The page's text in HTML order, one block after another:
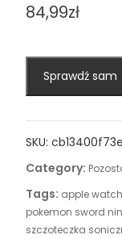
84,99zł
Sprawdź sam
SKU:
Category:
Tags: apple
pokemon sword
szczoteczka